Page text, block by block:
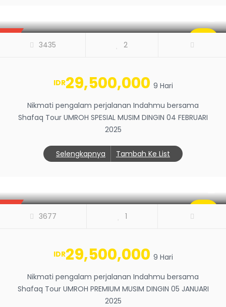
3435 2
IDR29,500,000 9 Hari
Nikmati pengalam perjalanan Indahmu bersama
Shafaq Tour UMROH SPESIAL MUSIM DINGIN 04 FEBRUARI
2025
Selengkapnya Tambah Ke List
UMROH PREMIUM MUSIM DINGIN 05
3677 1
IDR29,500,000 9 Hari
Nikmati pengalam perjalanan Indahmu bersama
Shafaq Tour UMROH PREMIUM MUSIM DINGIN 05 JANUARI
2025